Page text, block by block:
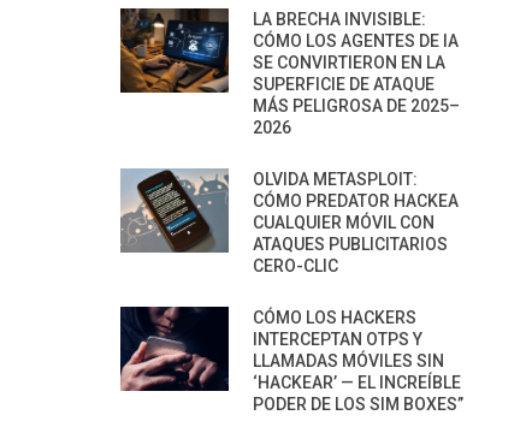
LA BRECHA INVISIBLE:
CÓMO LOS AGENTES DE IA
SE CONVIRTIERON EN LA
SUPERFICIE DE ATAQUE
MÁS PELIGROSA DE 2025–
2026
OLVIDA METASPLOIT:
CÓMO PREDATOR HACKEA
CUALQUIER MÓVIL CON
ATAQUES PUBLICITARIOS
CERO-CLIC
CÓMO LOS HACKERS
INTERCEPTAN OTPS Y
LLAMADAS MÓVILES SIN
‘HACKEAR’ — EL INCREÍBLE
PODER DE LOS SIM BOXES”